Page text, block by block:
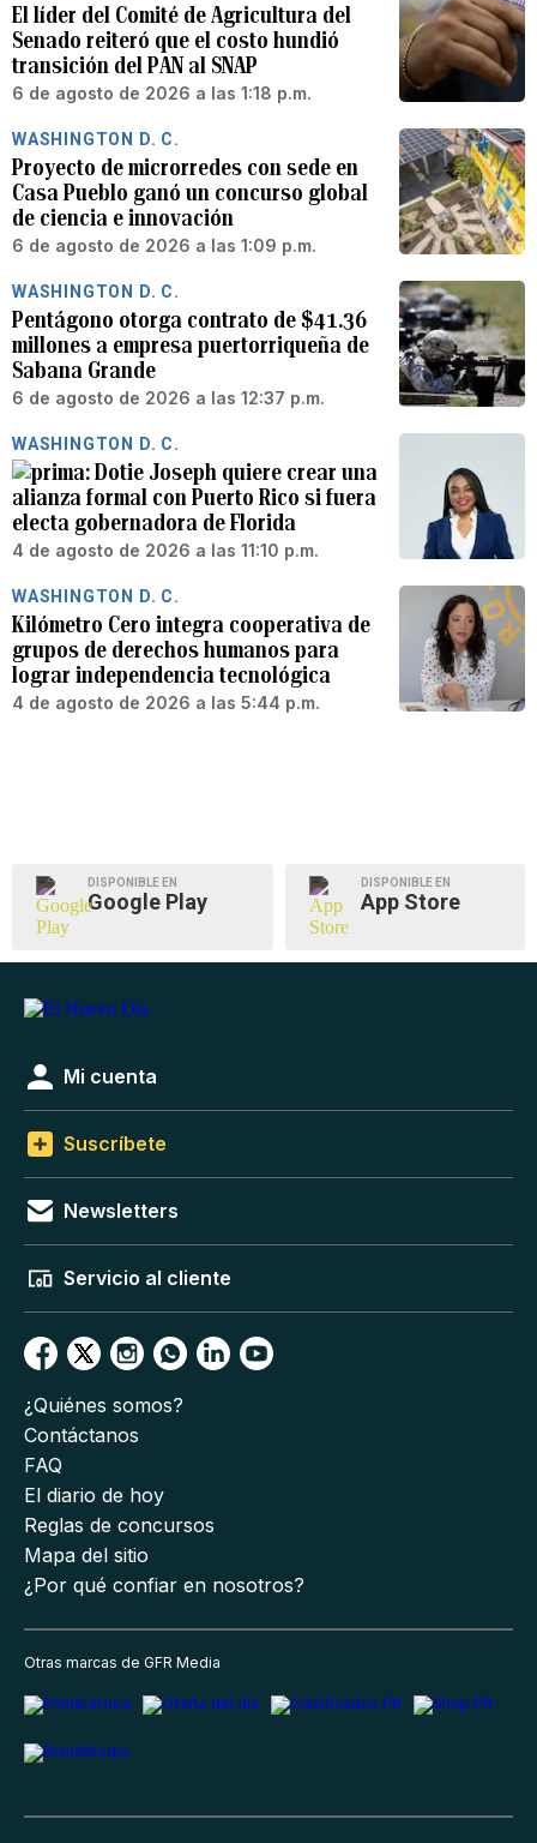
El líder del Comité de Agricultura del
Senado reiteró que el costo hundió
transición del PAN al SNAP
6 de agosto de 2026 a las 1:18 p.m.
WASHINGTON D. C.
Proyecto de microrredes con sede en
Casa Pueblo ganó un concurso global
de ciencia e innovación
6 de agosto de 2026 a las 1:09 p.m.
WASHINGTON D. C.
Pentágono otorga contrato de $41.36
millones a empresa puertorriqueña de
Sabana Grande
6 de agosto de 2026 a las 12:37 p.m.
WASHINGTON D. C.
Dotie Joseph quiere crear una
alianza formal con Puerto Rico si fuera
electa gobernadora de Florida
4 de agosto de 2026 a las 11:10 p.m.
WASHINGTON D. C.
Kilómetro Cero integra cooperativa de
grupos de derechos humanos para
lograr independencia tecnológica
4 de agosto de 2026 a las 5:44 p.m.
DISPONIBLE EN
Google Play
DISPONIBLE EN
App Store
Mi cuenta
Suscríbete
Newsletters
Servicio al cliente
¿Quiénes somos?
Contáctanos
FAQ
El diario de hoy
Reglas de concursos
Mapa del sitio
¿Por qué confiar en nosotros?
Otras marcas de GFR Media